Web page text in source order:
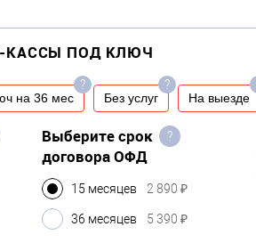
КАССЫ ПОД КЛЮЧ
?
на 36 мес
?
Без услуг
На выезде
?
Выберите срок
договора ОФД
15 месяцев 2 890 ₽
36 месяцев 5 390 ₽